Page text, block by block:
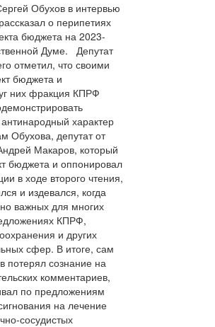
Обухов в интервью
о перипетиях
бюджета на 2023-
Думе. Депутат
отметил, что своими
бюджета и
них фракция КПРФ
характер
Обухова, депутат от
Макаров, который
бюджета и оппонировал
в ходе второго чтения,
и издевался, когда
важных для многих
КПРФ,
и других
сфер. В итоге, сам
потерял сознание на
комментариев,
по предложениям
на лечение
сосудистых